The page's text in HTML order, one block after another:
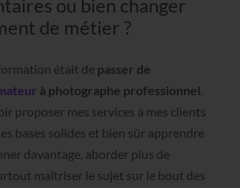
ou bien changer
de métier ?
était de passer de
à photographe professionnel.
proposer mes services à mes clients
bases solides et bien sûr apprendre
davantage, aborder plus de
maîtriser le sujet sur le bout des